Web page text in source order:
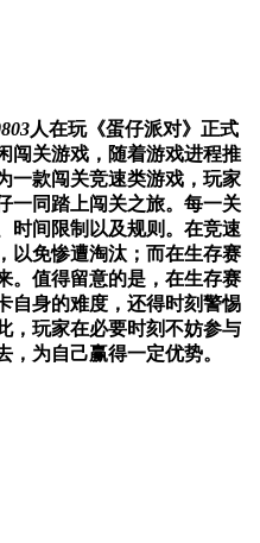
人在玩《蛋仔派对》正式
闯关游戏，随着游戏进程推
一款闯关竞速类游戏，玩家
一同踏上闯关之旅。每一关
时间限制以及规则。在竞速
以免惨遭淘汰；而在生存赛
。值得留意的是，在生存赛
自身的难度，还得时刻警惕
，玩家在必要时刻不妨参与
为自己赢得一定优势。